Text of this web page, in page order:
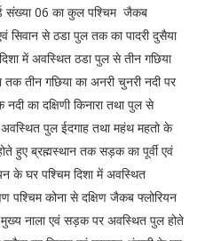
संख्या 06 का कुल पश्चिम जैकब
सिवान से ठडा पुल तक का पादरी दुसैया
दिशा में अवस्थित ठडा पुल से तीन गछिया
तक तीन गछिया का अनरी चुनरी नदी पर
का दक्षिणी किनारा तथा पुल से
पुल ईदगाह तथा महंथ महतो के
हुए ब्रह्मस्थान तक सड़क का पूर्वी एवं
के घर पश्चिम दिशा में अवस्थित
पश्चिम कोना से दक्षिण जैकब फ्लोरियन
मुख्य नाला एवं सड़क पर अवस्थित पुल होते